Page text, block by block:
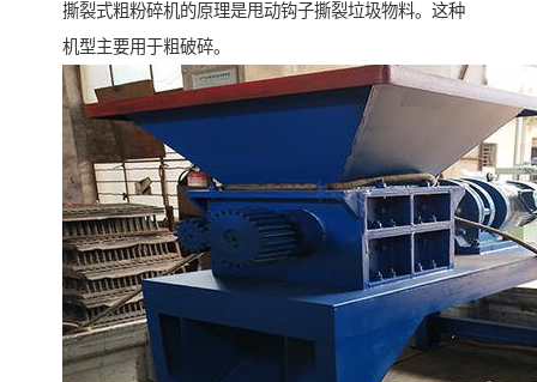
撕裂式粗粉碎机的原理是甩动钩子撕裂垃圾物料。这种
机型主要用于粗破碎。